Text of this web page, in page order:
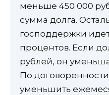
меньше 450 000
сумма долга.
господдержки
процентов. Если
рублей, он
По
уменьшить